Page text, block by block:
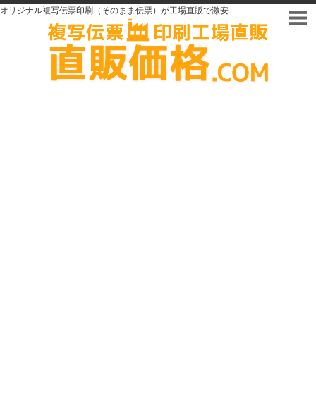
オリジナル複写伝票印刷（そのまま伝票）が工場直販で激安